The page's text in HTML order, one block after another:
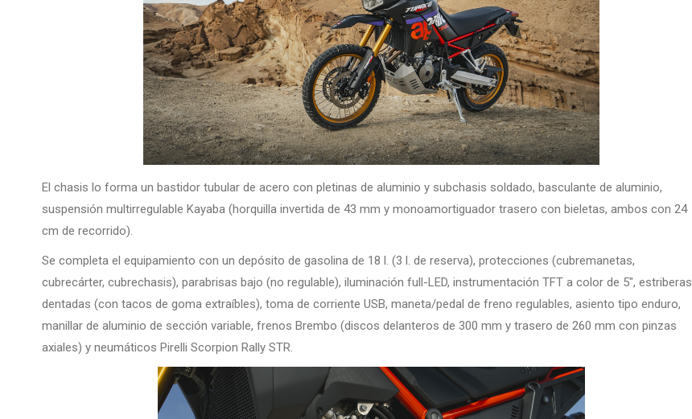
El chasis lo forma un bastidor tubular de acero con pletinas de aluminio y subchasis soldado, basculante de aluminio,
suspensión multirregulable Kayaba (horquilla invertida de 43 mm y monoamortiguador trasero con bieletas, ambos con 24
cm de recorrido).
Se completa el equipamiento con un depósito de gasolina de 18 l. (3 l. de reserva), protecciones (cubremanetas,
cubrecárter, cubrechasis), parabrisas bajo (no regulable), iluminación full-LED, instrumentación TFT a color de 5″, estriberas
dentadas (con tacos de goma extraíbles), toma de corriente USB, maneta/pedal de freno regulables, asiento tipo enduro,
manillar de aluminio de sección variable, frenos Brembo (discos delanteros de 300 mm y trasero de 260 mm con pinzas
axiales) y neumáticos Pirelli Scorpion Rally STR.